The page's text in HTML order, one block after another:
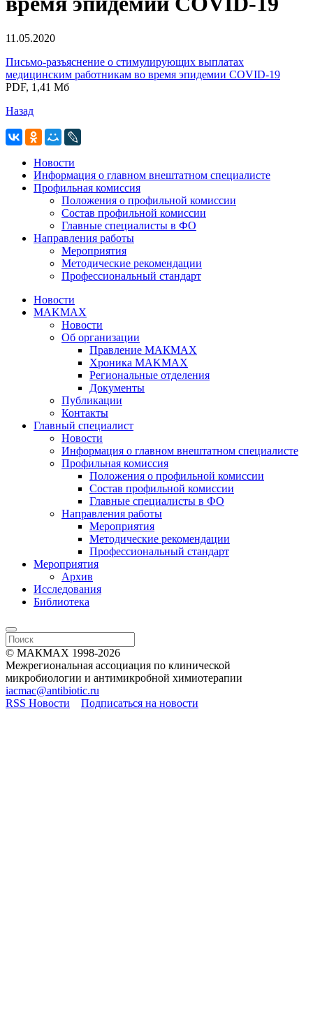
11.05.2020
Письмо-разъяснение о стимулирующих выплатах
медицинским работникам во время эпидемии COVID-19
PDF, 1,41 Мб
Назад
Новости
Информация о главном внештатном специалисте
Профильная комиссия
Положения о профильной комиссии
Состав профильной комиссии
Главные специалисты в ФО
Направления работы
Мероприятия
Методические рекомендации
Профессиональный стандарт
Новости
MAKMAX
Новости
Об организации
Правление МАКМАХ
Хроника MAKMAX
Региональные отделения
Документы
Публикации
Контакты
Главный специалист
Новости
Информация о главном внештатном специалисте
Профильная комиссия
Положения о профильной комиссии
Состав профильной комиссии
Главные специалисты в ФО
Направления работы
Мероприятия
Методические рекомендации
Профессиональный стандарт
Мероприятия
Архив
Исследования
Библиотека
© МАКМАХ 1998-2026
Межрегиональная ассоциация по клинической
микробиологии и антимикробной химиотерапии
iacmac@antibiotic.ru
RSS Новости
Подписаться на новости